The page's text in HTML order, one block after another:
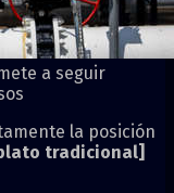
a seguir
la posición
tradicional]